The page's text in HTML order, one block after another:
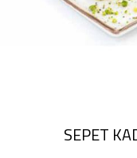
SEPET